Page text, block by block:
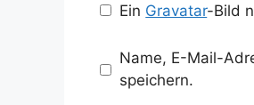
Ein Gravatar-Bild
Name, E-Mail-
speichern.